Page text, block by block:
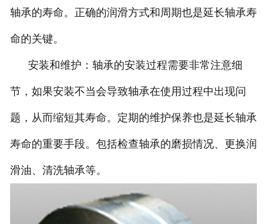
轴承的寿命。正确的润滑方式和周期也是延长轴承寿
命的关键。
安装和维护：轴承的安装过程需要非常注意细
节，如果安装不当会导致轴承在使用过程中出现问
题，从而缩短其寿命。定期的维护保养也是延长轴承
寿命的重要手段。包括检查轴承的磨损情况、更换润
滑油、清洗轴承等。